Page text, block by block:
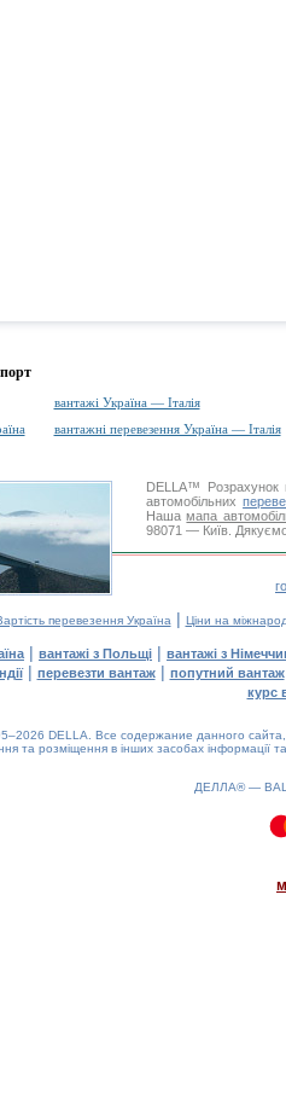
вантажі Україна — Італія
вантажні перевезення Україна — Італія
DELLA™
Розрахунок
автомобільних
Нашамапа
98071 — Київ. Дякуємо
перевезення Україна | Ціни на
| вантажі з Польщі | вантажі з
| перевезти вантаж| попутний вантаж
курс
DELLA. Все содержание данного
та розміщення в інших засобах інформації
ДЕЛЛА® —